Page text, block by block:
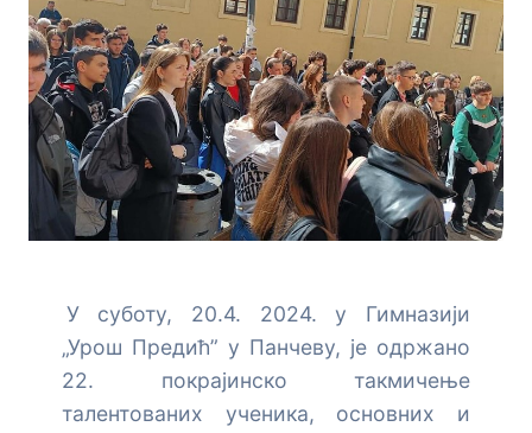
У суботу, 20.4. 2024. у Гимназији
„Урош Предић” у Панчеву, је одржано
22. покрајинско такмичење
талентованих ученика, основних и